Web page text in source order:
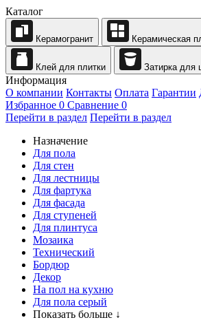
Каталог
Керамогранит Керамическая
Клей для плитки Затирка для
Информация
О компании Контакты Оплата Гарантии
Избранное 0 Сравнение 0
Перейти в раздел Перейти в раздел
Назначение
Для пола
Для стен
Для лестницы
Для фартука
Для фасада
Для ступеней
Для плинтуса
Мозаика
Технический
Бордюр
Декор
На пол на кухню
Для пола серый
Показать больше ↓